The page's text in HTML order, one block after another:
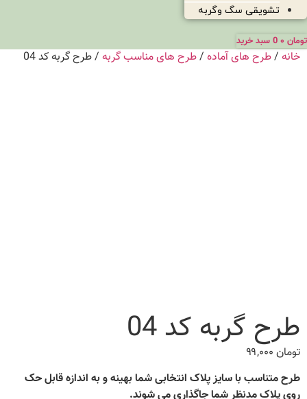
تشویقی سگ وگربه
تومان 0 سبد خرید
خانه /طرح های آماده /طرح های مناسب گربه / طرح گربه کد 04
طرح گربه کد 04
تومان
طرح متناسب با سایز پلاک انتخابی شما بهینه و به اندازه قابل حک
روی پلاک مدنظر شما جاگذاری می شوند.